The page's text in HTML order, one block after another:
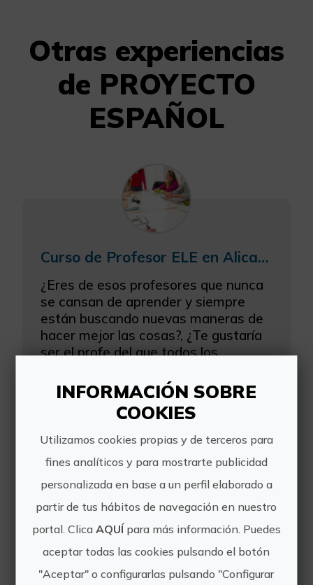
Otras experiencias
de PROYECTO
ESPAÑOL
Curso de Profesor ELE en Alicante
¿Eres de esos profesores que nunca
se cansan de aprender y siempre
están buscando nuevas maneras de
hacer mejor las cosas?, ¿Te gustaría
ser el profe del que todos los
Curso de español. Talleres con fines específicos - Enfoque oral
¡Me encanta viajar! Español para el
turismo.
INFORMACIÓN SOBRE
COOKIES
Utilizamos cookies propias y de terceros para
fines analíticos y para mostrarte publicidad
personalizada en base a un perfil elaborado a
partir de tus hábitos de navegación en nuestro
portal. Clica AQUÍ para más información. Puedes
aceptar todas las cookies pulsando el botón
"Aceptar" o configurarlas pulsando "Configurar